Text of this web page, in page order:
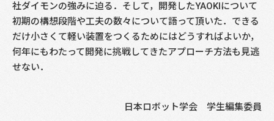
社ダイモンの強みに迫る．そして，開発したYAOKIについて
初期の構想段階や工夫の数々について語って頂いた．できる
だけ小さくて軽い装置をつくるためにはどうすればよいか，
何年にもわたって開発に挑戦してきたアプローチ方法も見逃
せない．
日本ロボット学会 学生編集委員